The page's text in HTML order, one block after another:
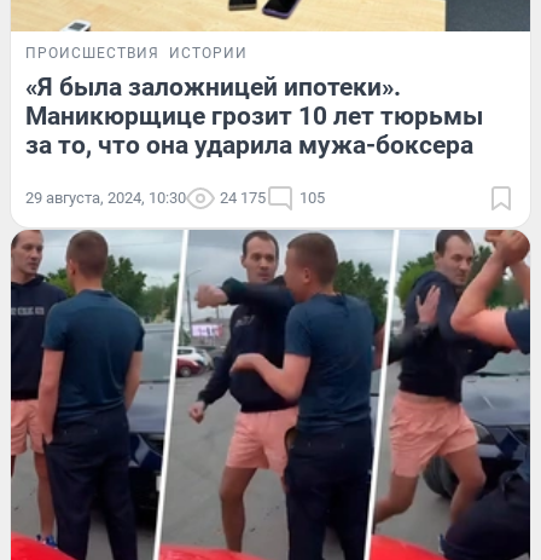
ПРОИСШЕСТВИЯ ИСТОРИИ
«Я была заложницей ипотеки».
Маникюрщице грозит 10 лет тюрьмы
за то, что она ударила мужа-боксера
29 августа, 2024, 10:30 24 175 105